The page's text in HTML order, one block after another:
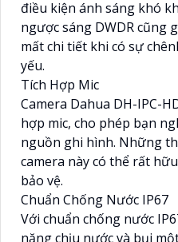
điều kiện ánh sáng khó
ngược sáng DWDR cũng
mất chi tiết khi có sự
yếu.
Tích Hợp Mic
Camera Dahua DH-IPC-
hợp mic, cho phép bạn
nguồn ghi hình. Những
camera này có thể rất
bảo vệ.
Chuẩn Chống Nước IP67
Với chuẩn chống nước
năng chịu nước và bụi